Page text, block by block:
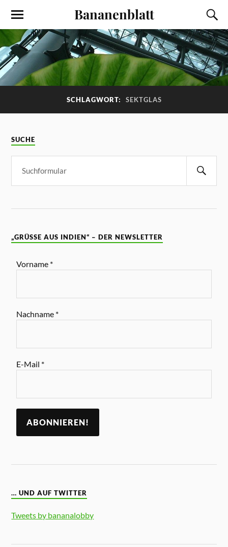
Bananenblatt
SCHLAGWORT: SEKTGLAS
SUCHE
„GRÜSSE AUS INDIEN“ – DER NEWSLETTER
Vorname *
Nachname *
E-Mail *
… UND AUF TWITTER
Tweets by bananalobby